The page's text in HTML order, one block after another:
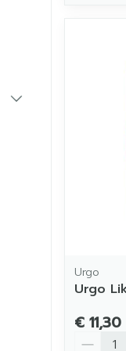
Urgo
Urgo
€ 11,30
Aantal